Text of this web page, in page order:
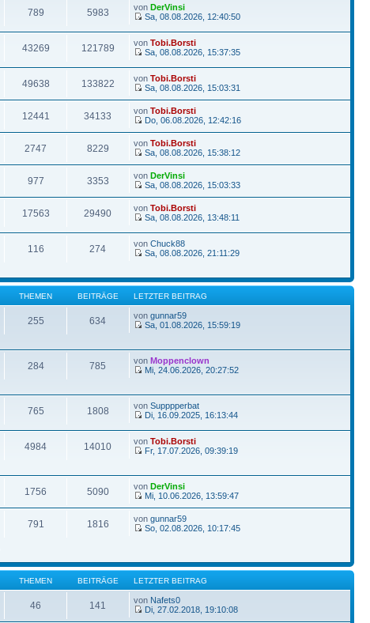
789 5983 von DerVinsi
Sa, 08.08.2026, 12:40:50
43269 121789 von Tobi.Borsti
Sa, 08.08.2026, 15:37:35
49638 133822 von Tobi.Borsti
Sa, 08.08.2026, 15:03:31
12441 34133 von Tobi.Borsti
Do, 06.08.2026, 12:42:16
2747 8229 von Tobi.Borsti
Sa, 08.08.2026, 15:38:12
977 3353 von DerVinsi
Sa, 08.08.2026, 15:03:33
17563 29490 von Tobi.Borsti
Sa, 08.08.2026, 13:48:11
116 274 von Chuck88
Sa, 08.08.2026, 21:11:29
THEMEN BEITRÄGE LETZTER BEITRAG
255 634 von gunnar59
Sa, 01.08.2026, 15:59:19
284 785 von Moppenclown
Mi, 24.06.2026, 20:27:52
765 1808 von Supppperbat
Di, 16.09.2025, 16:13:44
4984 14010 von Tobi.Borsti
Fr, 17.07.2026, 09:39:19
1756 5090 von DerVinsi
Mi, 10.06.2026, 13:59:47
791 1816 von gunnar59
So, 02.08.2026, 10:17:45
THEMEN BEITRÄGE LETZTER BEITRAG
46 141 von Nafets0
Di, 27.02.2018, 19:10:08